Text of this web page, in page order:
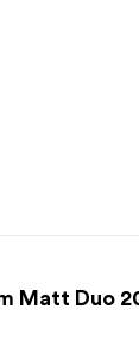
Matt Duo